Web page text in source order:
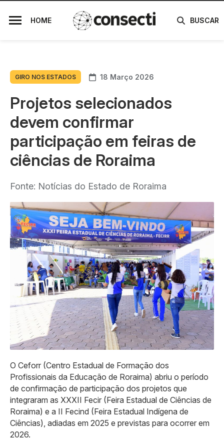
HOME BUSCAR
GIRO NOS ESTADOS 18 Março 2026
Projetos selecionados
devem confirmar
participação em feiras de
ciências de Roraima
Fonte: Notícias do Estado de Roraima
O Ceforr (Centro Estadual de Formação dos
Profissionais da Educação de Roraima) abriu o período
de confirmação de participação dos projetos que
integraram as XXXII Fecir (Feira Estadual de Ciências de
Roraima) e a II Fecind (Feira Estadual Indígena de
Ciências), adiadas em 2025 e previstas para ocorrer em
2026.